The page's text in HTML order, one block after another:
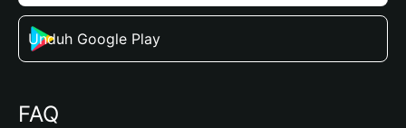
Unduh Google Play
FAQ